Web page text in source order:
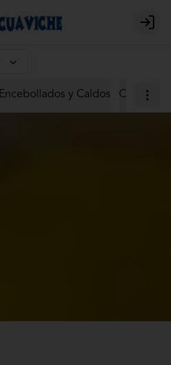
Login
Encebollados y Caldos Ceviches